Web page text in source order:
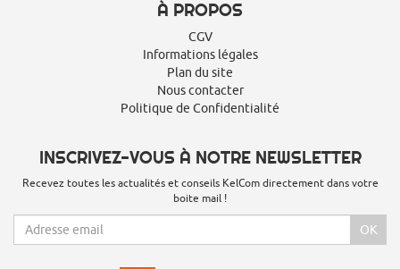
À PROPOS
CGV
Informations légales
Plan du site
Nous contacter
Politique de Confidentialité
INSCRIVEZ-VOUS À NOTRE NEWSLETTER
Recevez toutes les actualités et conseils KelCom directement dans votre
boite mail !
OK